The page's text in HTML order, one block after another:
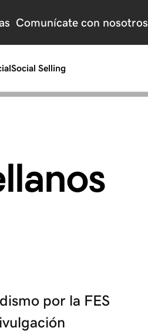
Comunícate con nosotros
Social Selling
por la FES